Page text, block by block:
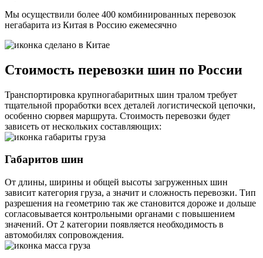
Мы осуществили более 400 комбинированных перевозок
негабарита из Китая в Россию ежемесячно
Стоимость перевозки шин по России
Транспортировка крупногабаритных шин тралом требует
тщательной проработки всех деталей логистической цепочки,
особенно сюрвея маршрута. Стоимость перевозки будет
зависеть от нескольких составляющих:
Габаритов шин
От длины, ширины и общей высоты загруженных шин
зависит категория груза, а значит и сложность перевозки. Тип
разрешения на геометрию так же становится дороже и дольше
согласовывается контрольными органами с повышением
значений. От 2 категории появляется необходимость в
автомобилях сопровождения.